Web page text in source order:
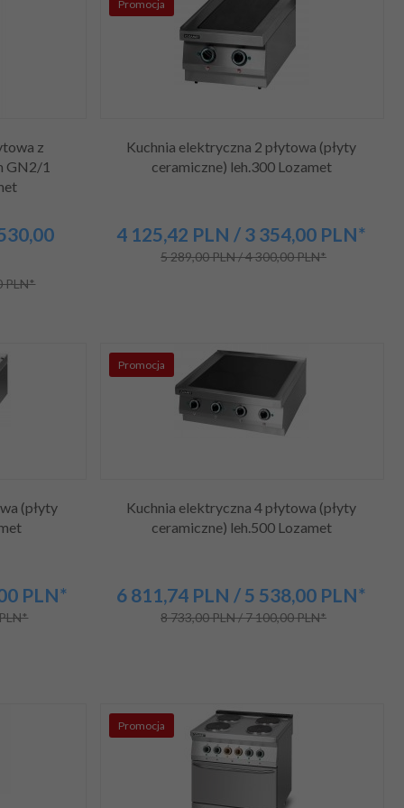
z
GN2/1
PLN*
Promocja
Kuchnia elektryczna 2 płytowa (płyty
ceramiczne) leh.300 Lozamet
4 125,42 PLN/ 3 354,00 PLN*
5 289,00 PLN / 4 300,00 PLN*
(płyty
PLN*
Promocja
Kuchnia elektryczna 4 płytowa (płyty
ceramiczne) leh.500 Lozamet
6 811,74 PLN/ 5 538,00 PLN*
8 733,00 PLN / 7 100,00 PLN*
Promocja